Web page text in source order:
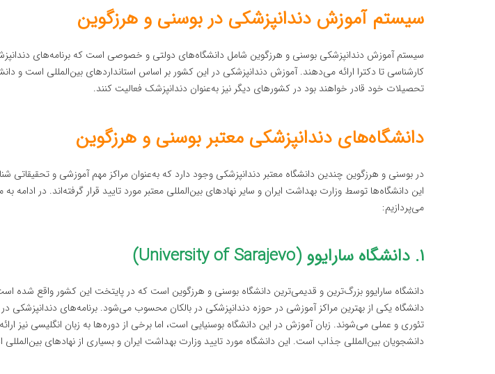
سیستم آموزش دندانپزشکی در بوسنی و هرزگوین
سیستم آموزش دندانپزشکی بوسنی و هرزگوین شامل دانشگاه‌های دولتی و خصوصی است که برنامه‌های
کارشناسی تا دکترا ارائه می‌دهند. آموزش دندانپزشکی در این کشور بر اساس استانداردهای بین‌المللی است و
تحصیلات خود قادر خواهند بود در کشورهای دیگر نیز به‌عنوان دندانپزشک فعالیت کنند.
دانشگاه‌های دندانپزشکی معتبر بوسنی و هرزگوین
در بوسنی و هرزگوین چندین دانشگاه معتبر دندانپزشکی وجود دارد که به‌عنوان مراکز مهم آموزشی و تحقیقاتی
این دانشگاه‌ها توسط وزارت بهداشت ایران و سایر نهادهای بین‌المللی معتبر مورد تایید قرار گرفته‌اند. در ادامه
می‌پردازیم:
۱. دانشگاه سارایوو (University of Sarajevo)
دانشگاه سارایوو بزرگ‌ترین و قدیمی‌ترین دانشگاه بوسنی و هرزگوین است که در پایتخت این کشور واقع شده
دانشگاه یکی از بهترین مراکز آموزشی در حوزه دندانپزشکی در بالکان محسوب می‌شود. برنامه‌های دندانپزشکی
تئوری و عملی می‌شوند. زبان آموزش در این دانشگاه بوسنیایی است، اما برخی از دوره‌ها به زبان انگلیسی نیز
دانشجویان بین‌المللی جذاب است. این دانشگاه مورد تایید وزارت بهداشت ایران و بسیاری از نهادهای